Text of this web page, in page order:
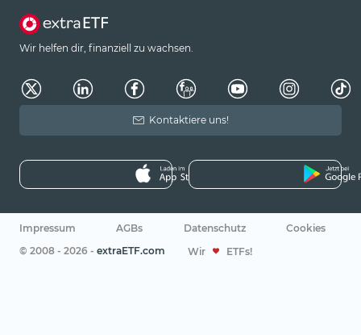
Wir helfen dir, finanziell zu wachsen.
Kontaktiere uns!
Impressum AGBs Datenschutz
Cookies
© 2008 - 2026 - extraETF.com Wir ETFs!